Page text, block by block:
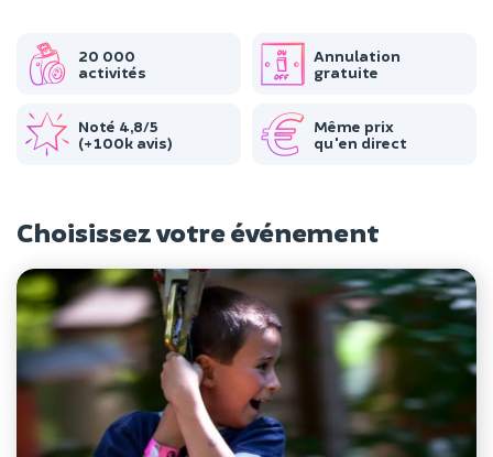
20 000
activités
Annulation
gratuite
Noté 4,8/5
(+100k avis)
Même prix
qu'en direct
Choisissez votre événement